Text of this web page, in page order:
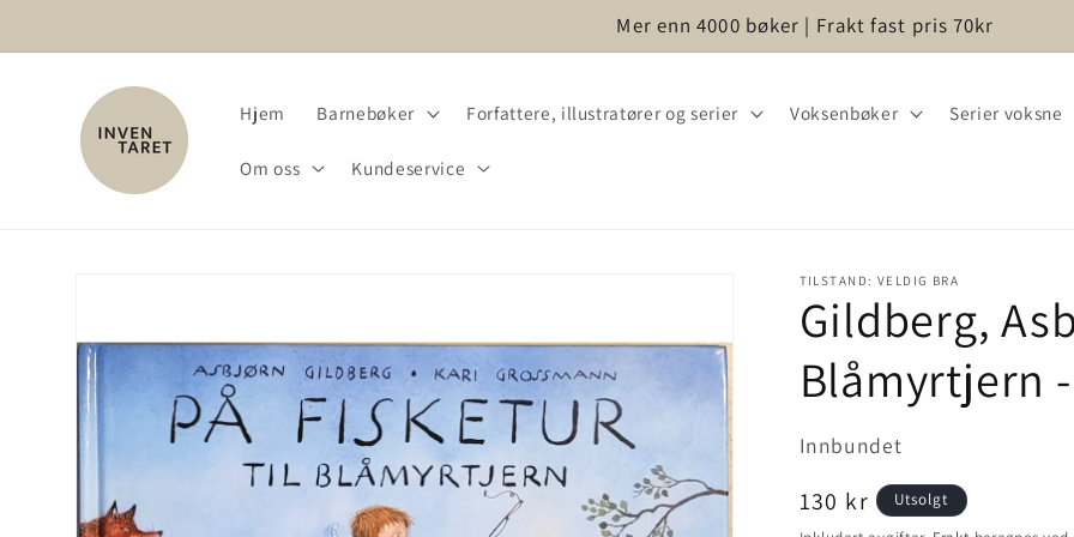
innholdet
Mer enn 4000 bøker | Frakt fast pris 70kr
Hjem Barnebøker Forfattere, illustratører og serier Voksenbøker Serier voksne
Om oss Kundeservice
TILSTAND: VELDIG BRA
Gildberg,
Blåmyrtjern
Innbundet
Vanlig
130 kr
Utsolgt